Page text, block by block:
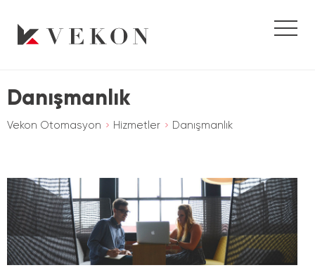
Danışmanlık
Vekon Otomasyon Hizmetler Danışmanlık